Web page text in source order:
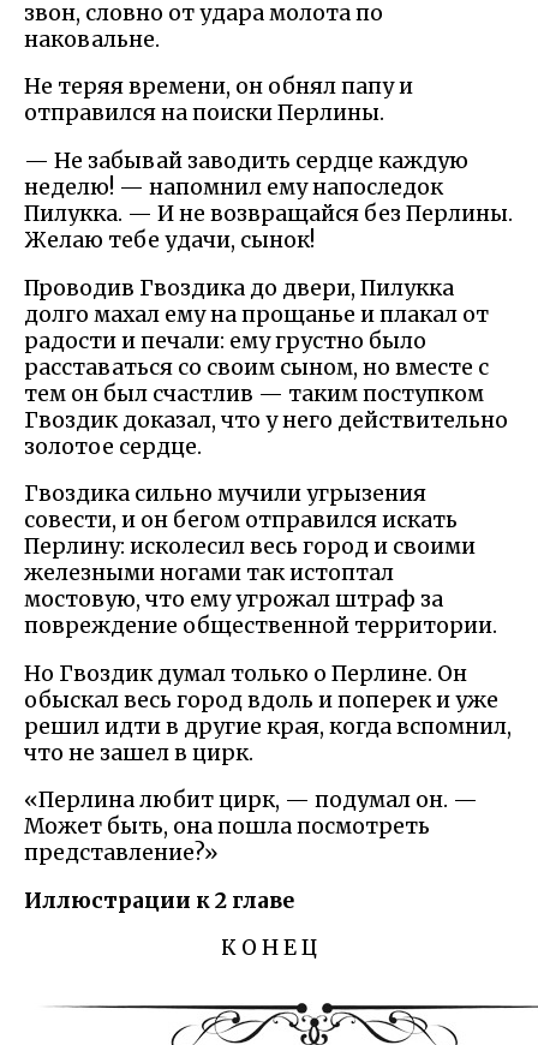
звон, словно от удара молота по
наковальне.
Не теряя времени, он обнял папу и
отправился на поиски Перлины.
— Не забывай заводить сердце каждую
неделю! — напомнил ему напоследок
Пилукка. — И не возвращайся без Перлины.
Желаю тебе удачи, сынок!
Проводив Гвоздика до двери, Пилукка
долго махал ему на прощанье и плакал от
радости и печали: ему грустно было
расставаться со своим сыном, но вместе с
тем он был счастлив — таким поступком
Гвоздик доказал, что у него действительно
золотое сердце.
Гвоздика сильно мучили угрызения
совести, и он бегом отправился искать
Перлину: исколесил весь город и своими
железными ногами так истоптал
мостовую, что ему угрожал штраф за
повреждение общественной территории.
Но Гвоздик думал только о Перлине. Он
обыскал весь город вдоль и поперек и уже
решил идти в другие края, когда вспомнил,
что не зашел в цирк.
«Перлина любит цирк, — подумал он. —
Может быть, она пошла посмотреть
представление?»
Иллюстрации к 2 главе
К О Н Е Ц